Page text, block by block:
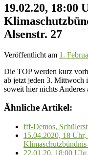
19.02.20, 18:00
Alsenstr. 27
Veröffentlicht am 1.
Die TOP werden kurz
ab jetzt jeden 3. Mittwoch
soweit hier nichts
Ähnliche Artikel:
fff-Demos,
15.04.2020, 18
22.01.20, 18:00